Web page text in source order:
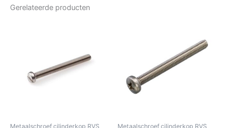
Gerelateerde producten
Metaalschroef cilinderkop RVS Metaalschroef cilinderkop RVS